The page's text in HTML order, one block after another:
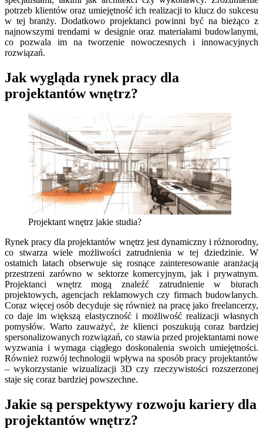
potrzeb klientów oraz umiejętność ich realizacji to klucz do sukcesu
w tej branży. Dodatkowo projektanci powinni być na bieżąco z
najnowszymi trendami w designie oraz materiałami budowlanymi,
co pozwala im na tworzenie nowoczesnych i innowacyjnych
rozwiązań.
Jak wygląda rynek pracy dla
projektantów wnętrz?
Projektant wnętrz jakie studia?
Rynek pracy dla projektantów wnętrz jest dynamiczny i różnorodny,
co stwarza wiele możliwości zatrudnienia w tej dziedzinie. W
ostatnich latach obserwuje się rosnące zainteresowanie aranżacją
przestrzeni zarówno w sektorze komercyjnym, jak i prywatnym.
Projektanci wnętrz mogą znaleźć zatrudnienie w biurach
projektowych, agencjach reklamowych czy firmach budowlanych.
Coraz więcej osób decyduje się również na pracę jako freelancerzy,
co daje im większą elastyczność i możliwość realizacji własnych
pomysłów. Warto zauważyć, że klienci poszukują coraz bardziej
spersonalizowanych rozwiązań, co stawia przed projektantami nowe
wyzwania i wymaga ciągłego doskonalenia swoich umiejętności.
Również rozwój technologii wpływa na sposób pracy projektantów
– wykorzystanie wizualizacji 3D czy rzeczywistości rozszerzonej
staje się coraz bardziej powszechne.
Jakie są perspektywy rozwoju kariery dla
projektantów wnętrz?